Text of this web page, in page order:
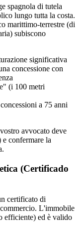
spagnola di tutela
lungo tutta la costa.
marittimo-terrestre (di
subiscono
significativa
concessione con
(i 100 metri
a 75 anni
avvocato deve
confermare la
(Certificado
certificato di
L'immobile
efficiente) ed è valido